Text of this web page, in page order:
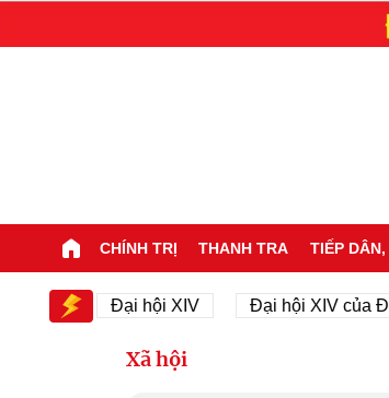
CHÍNH TRỊ THANH TRA TIẾP
Đại hội XIV Đại hội XIV của Đảng
Xã hội